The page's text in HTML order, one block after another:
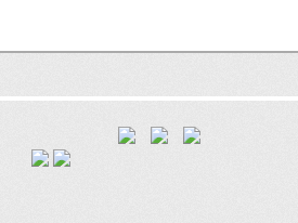
devem trazer lanche.